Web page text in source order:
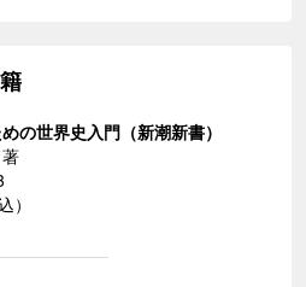
の世界史入門（新潮新書）
）